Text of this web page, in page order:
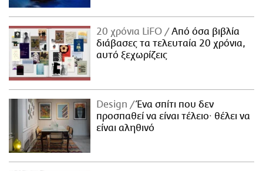
20 χρόνια LiFO
Από όσα βιβλία
διάβασες τα τελευταία 20 χρόνια,
αυτό ξεχωρίζεις
Design
Ένα σπίτι που δεν
προσπαθεί να είναι τέλειο· θέλει να
είναι αληθινό